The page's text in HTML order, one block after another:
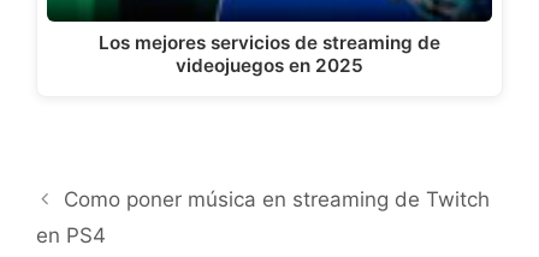
Los mejores servicios de streaming de
videojuegos en 2025
Como poner música en streaming de Twitch
en PS4